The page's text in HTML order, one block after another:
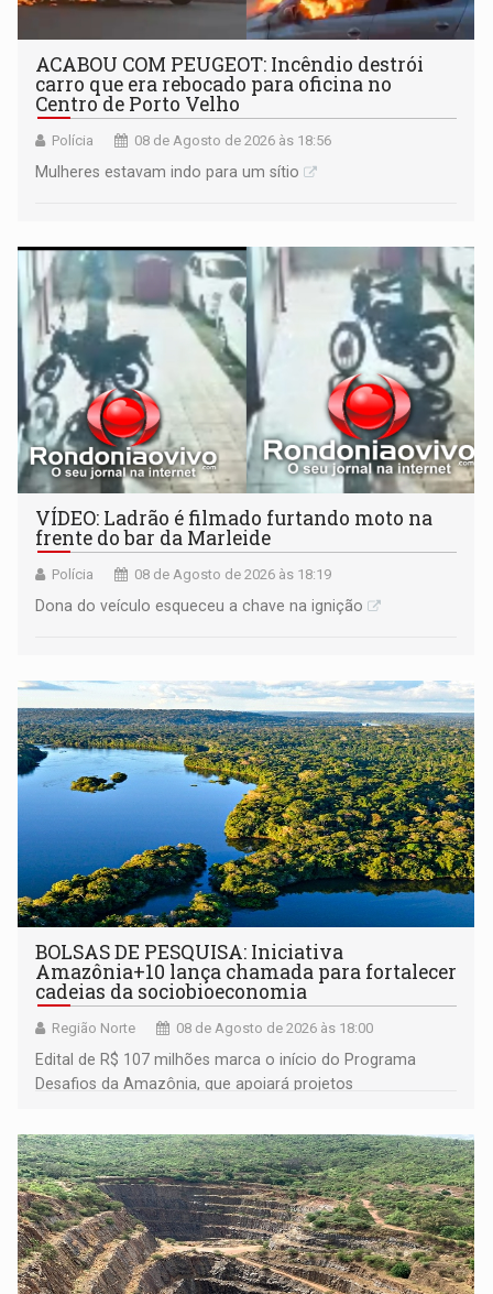
ACABOU COM PEUGEOT: Incêndio destrói
carro que era rebocado para oficina no
Centro de Porto Velho
Polícia 08 de Agosto de 2026 às 18:56
Mulheres estavam indo para um sítio
VÍDEO: Ladrão é filmado furtando moto na
frente do bar da Marleide
Polícia 08 de Agosto de 2026 às 18:19
Dona do veículo esqueceu a chave na ignição
BOLSAS DE PESQUISA: Iniciativa
Amazônia+10 lança chamada para fortalecer
cadeias da sociobioeconomia
Região Norte 08 de Agosto de 2026 às 18:00
Edital de R$ 107 milhões marca o início do Programa
Desafios da Amazônia, que apoiará projetos
submissão de pré-propostas poderá ser feita até 1º de
setembro